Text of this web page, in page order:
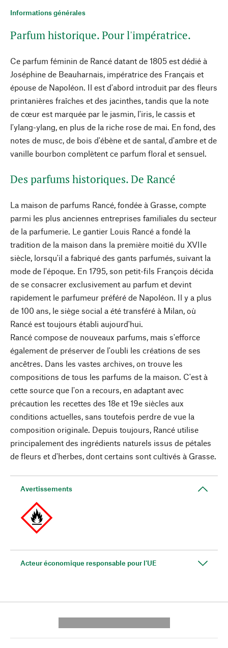
Informations générales
Parfum historique. Pour l'impératrice.
Ce parfum féminin de Rancé datant de 1805 est dédié à
Joséphine de Beauharnais, impératrice des Français et
épouse de Napoléon. Il est d'abord introduit par des fleurs
printanières fraîches et des jacinthes, tandis que la note
de cœur est marquée par le jasmin, l'iris, le cassis et
l'ylang-ylang, en plus de la riche rose de mai. En fond, des
notes de musc, de bois d'ébène et de santal, d'ambre et de
vanille bourbon complètent ce parfum floral et sensuel.
Des parfums historiques. De Rancé
La maison de parfums Rancé, fondée à Grasse, compte
parmi les plus anciennes entreprises familiales du secteur
de la parfumerie. Le gantier Louis Rancé a fondé la
tradition de la maison dans la première moitié du XVIIe
siècle, lorsqu'il a fabriqué des gants parfumés, suivant la
mode de l'époque. En 1795, son petit-fils François décida
de se consacrer exclusivement au parfum et devint
rapidement le parfumeur préféré de Napoléon. Il y a plus
de 100 ans, le siège social a été transféré à Milan, où
Rancé est toujours établi aujourd'hui.
Rancé compose de nouveaux parfums, mais s'efforce
également de préserver de l'oubli les créations de ses
ancêtres. Dans les vastes archives, on trouve les
compositions de tous les parfums de la maison. C'est à
cette source que l'on a recours, en adaptant avec
précaution les recettes des 18e et 19e siècles aux
conditions actuelles, sans toutefois perdre de vue la
composition originale. Depuis toujours, Rancé utilise
principalement des ingrédients naturels issus de pétales
de fleurs et d'herbes, dont certains sont cultivés à Grasse.
Avertissements
Acteur économique responsable pour l'UE